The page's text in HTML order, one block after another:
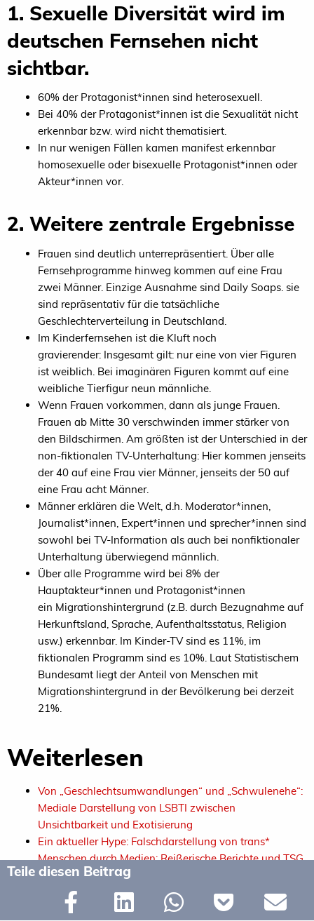
1. Sexuelle Diversität wird im
deutschen Fernsehen nicht
sichtbar.
60% der Protagonist*innen sind heterosexuell.
Bei 40% der Protagonist*innen ist die Sexualität nicht
erkennbar bzw. wird nicht thematisiert.
In nur wenigen Fällen kamen manifest erkennbar
homosexuelle oder bisexuelle Protagonist*innen oder
Akteur*innen vor.
2. Weitere zentrale Ergebnisse
Frauen sind deutlich unterrepräsentiert. Über alle
Fernsehprogramme hinweg kommen auf eine Frau
zwei Männer. Einzige Ausnahme sind Daily Soaps. sie
sind repräsentativ für die tatsächliche
Geschlechterverteilung in Deutschland.
Im Kinderfernsehen ist die Kluft noch
gravierender: Insgesamt gilt: nur eine von vier Figuren
ist weiblich. Bei imaginären Figuren kommt auf eine
weibliche Tierfigur neun männliche.
Wenn Frauen vorkommen, dann als junge Frauen.
Frauen ab Mitte 30 verschwinden immer stärker von
den Bildschirmen. Am größten ist der Unterschied in der
non-fiktionalen TV-Unterhaltung: Hier kommen jenseits
der 40 auf eine Frau vier Männer, jenseits der 50 auf
eine Frau acht Männer.
Männer erklären die Welt, d.h. Moderator*innen,
Journalist*innen, Expert*innen und sprecher*innen sind
sowohl bei TV-Information als auch bei nonfiktionaler
Unterhaltung überwiegend männlich.
Über alle Programme wird bei 8% der
Hauptakteur*innen und Protagonist*innen
ein Migrationshintergrund (z.B. durch Bezugnahme auf
Herkunftsland, Sprache, Aufenthaltsstatus, Religion
usw.) erkennbar. Im Kinder-TV sind es 11%, im
fiktionalen Programm sind es 10%. Laut Statistischem
Bundesamt liegt der Anteil von Menschen mit
Migrationshintergrund in der Bevölkerung bei derzeit
21%.
Weiterlesen
Von „Geschlechtsumwandlungen“ und „Schwulenehe“:
Mediale Darstellung von LSBTI zwischen
Unsichtbarkeit und Exotisierung
Ein aktueller Hype: Falschdarstellung von trans*
Menschen durch Medien: Reißerische Berichte und TSG
erschweren das Leben von trans* Menschen
LSBTI in Rundfunkräten und Medienanstalten: In
welchen Gremien sind LSBTI vertreten und wo fehlen
Teile diesen Beitrag